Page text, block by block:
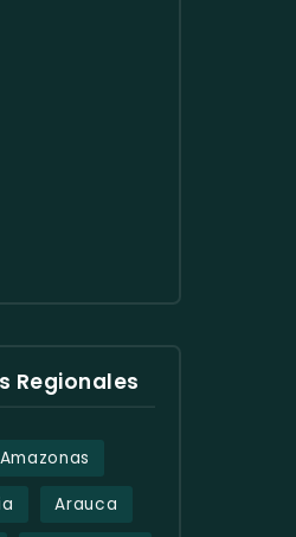
Regionales
Amazonas
Arauca